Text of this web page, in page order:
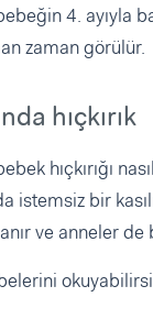
4. ayıyla
zaman görülür.
hıçkırık
hıçkırığı
istemsiz bir
ve anneler de